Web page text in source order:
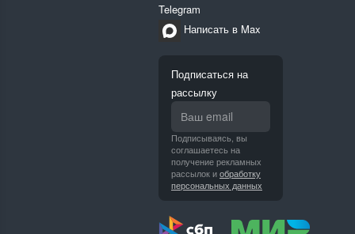
Telegram
Написать в Max
Подписаться на
рассылку
Подписываясь, вы
соглашаетесь на
получение рекламных
рассылок иобработку
персональных данных